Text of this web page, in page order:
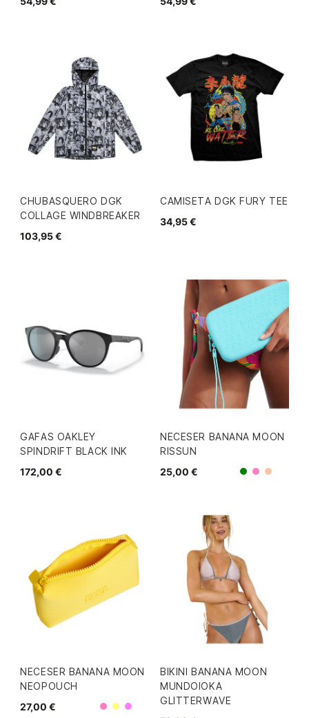
CHUBASQUERO DGK
COLLAGE WINDBREAKER
103,95 €
CAMISETA DGK FURY TEE
34,95 €
GAFAS OAKLEY
SPINDRIFT BLACK INK
172,00 €
NECESER BANANA MOON
RISSUN
25,00 €
Verde
RosaCoral
NECESER BANANA MOON
NEOPOUCH
27,00 €
RosaAmarillo
Morado
BIKINI BANANA MOON
MUNDOIOKA
GLITTERWAVE